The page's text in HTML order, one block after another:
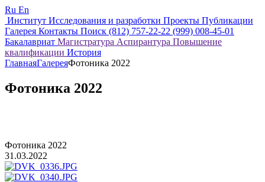
Ru En
Институт Исследования и разработки Проекты Публикации
Галерея Контакты Поиск (812) 757-22-22 (999) 008-45-01
Бакалавриат Магистратура Аспирантура Повышение
квалификации История
ГлавнаяГалереяФотоника 2022
Фотоника 2022
Фотоника 2022
31.03.2022